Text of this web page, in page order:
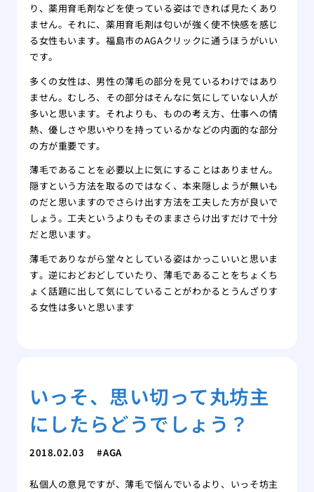
り、薬用育毛剤などを使っている姿はできれば見たくあり
ません。それに、薬用育毛剤は匂いが強く使不快感を感じ
る女性もいます。福島市のAGAクリックに通うほうがいい
です。
多くの女性は、男性の薄毛の部分を見ているわけではあり
ません。むしろ、その部分はそんなに気にしていない人が
多いと思います。それよりも、ものの考え方、仕事への情
熱、優しさや思いやりを持っているかなどの内面的な部分
の方が重要です。
薄毛であることを必要以上に気にすることはありません。
隠すという方法を取るのではなく、本来隠しようが無いも
のだと思いますのでさらけ出す方法を工夫した方が良いで
しょう。工夫というよりもそのままさらけ出すだけで十分
だと思います。
薄毛でありながら堂々としている姿はかっこいいと思いま
す。逆におどおどしていたり、薄毛であることをちょくち
ょく話題に出して気にしていることがわかるとうんざりす
る女性は多いと思います
いっそ、思い切って丸坊主
にしたらどうでしょう？
2018.02.03 AGA
私個人の意見ですが、薄毛で悩んでいるより、いっそ坊主